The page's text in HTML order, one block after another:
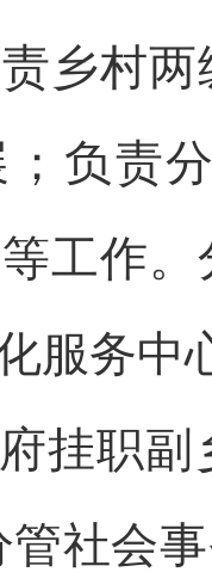
乡村
；负责
工作
服务中
挂职副
管社会